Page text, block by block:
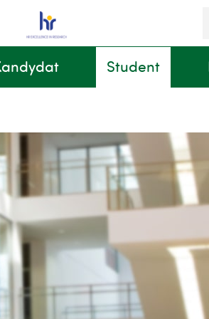
Student